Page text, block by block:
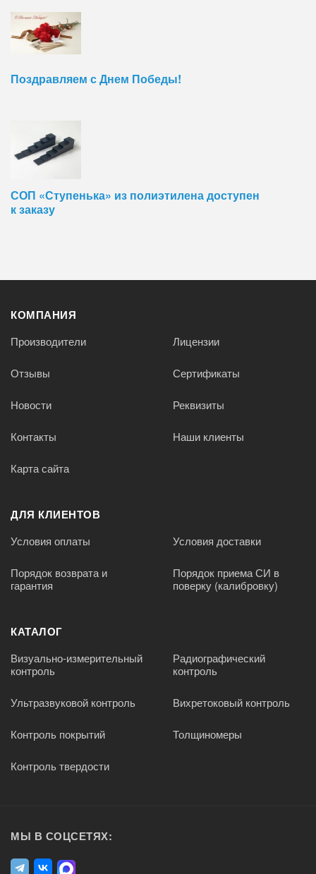
Поздравляем с Днем Победы!
СОП «Ступенька» из полиэтилена доступен
к заказу
КОМПАНИЯ
Производители Лицензии
Отзывы Сертификаты
Новости Реквизиты
Контакты Наши клиенты
Карта сайта
ДЛЯ КЛИЕНТОВ
Условия оплаты Условия доставки
Порядок возврата и
гарантия
Порядок приема СИ в
поверку (калибровку)
КАТАЛОГ
Визуально-измерительный
контроль
Радиографический
контроль
Ультразвуковой контроль Вихретоковый контроль
Контроль покрытий Толщиномеры
Контроль твердости
МЫ В СОЦСЕТЯХ: